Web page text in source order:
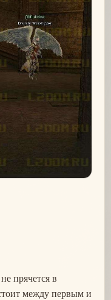
прячется в
между первым и